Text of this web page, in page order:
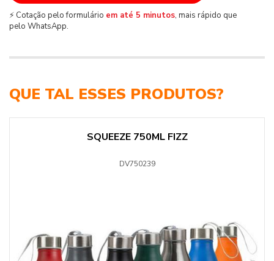
⚡ Cotação pelo formulário em até 5 minutos, mais rápido que
pelo WhatsApp.
QUE TAL ESSES PRODUTOS?
SQUEEZE 750ML FIZZ
DV750239